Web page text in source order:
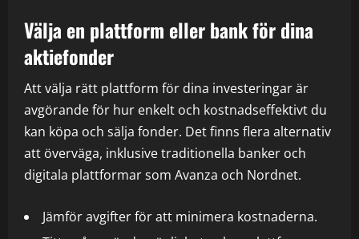
Välja en plattform eller bank för dina
aktiefonder
Att välja rätt plattform för dina investeringar är
avgörande för hur enkelt och kostnadseffektivt du
kan köpa och sälja fonder. Det finns flera alternativ
att överväga, inklusive traditionella banker och
digitala plattformar som Avanza och Nordnet.
Jämför avgifter för att minimera kostnaderna.